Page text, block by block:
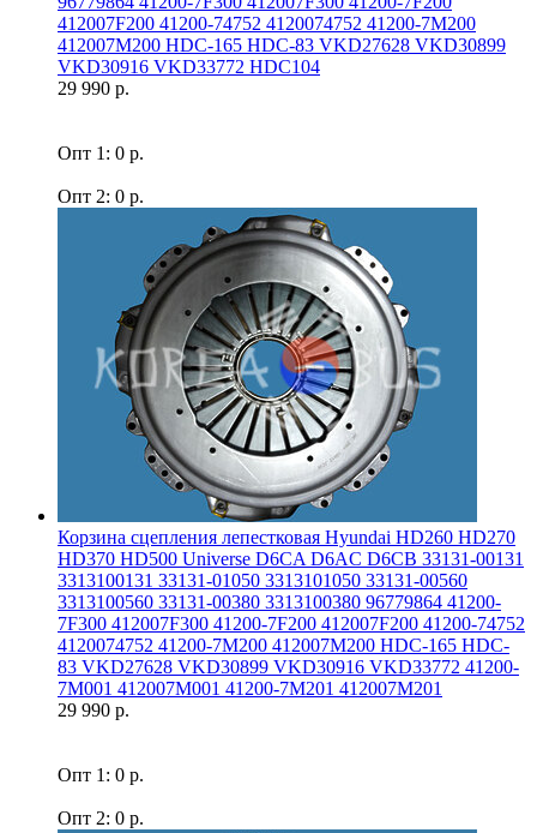
412007F200 41200-74752 4120074752 41200-7M200
412007M200 HDC-165 HDC-83 VKD27628 VKD30899
VKD30916 VKD33772 HDC104
29 990 р.
Опт 1: 0 р.
Опт 2: 0 р.
Корзина сцепления лепестковая Hyundai HD260 HD270
HD370 HD500 Universe D6CA D6AC D6CB 33131-00131
3313100131 33131-01050 3313101050 33131-00560
3313100560 33131-00380 3313100380 96779864 41200-
7F300 412007F300 41200-7F200 412007F200 41200-74752
4120074752 41200-7M200 412007M200 HDC-165 HDC-
83 VKD27628 VKD30899 VKD30916 VKD33772 41200-
7M001 412007M001 41200-7M201 412007M201
29 990 р.
Опт 1: 0 р.
Опт 2: 0 р.